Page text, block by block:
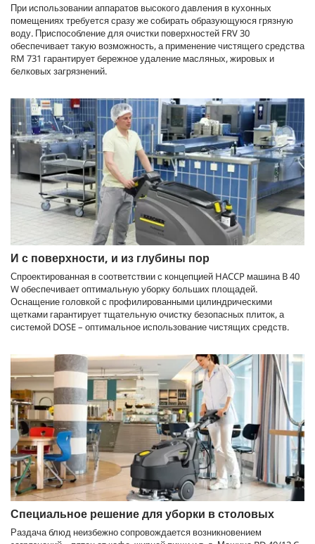
При использовании аппаратов высокого давления в кухонных
помещениях требуется сразу же собирать образующуюся грязную
воду. Приспособление для очистки поверхностей FRV 30
обеспечивает такую возможность, а применение чистящего средства
RM 731 гарантирует бережное удаление масляных, жировых и
белковых загрязнений.
И с поверхности, и из глубины пор
Спроектированная в соответствии с концепцией HACCP машина B 40
W обеспечивает оптимальную уборку больших площадей.
Оснащение головкой с профилированными цилиндрическими
щетками гарантирует тщательную очистку безопасных плиток, а
системой DOSE – оптимальное использование чистящих средств.
Специальное решение для уборки в столовых
Раздача блюд неизбежно сопровождается возникновением